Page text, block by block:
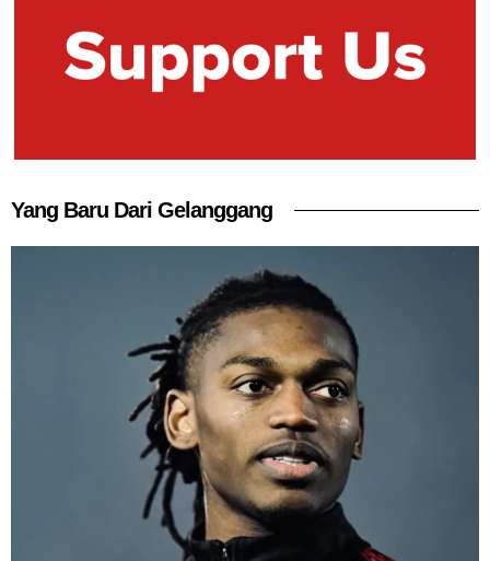
Yang Baru Dari Gelanggang